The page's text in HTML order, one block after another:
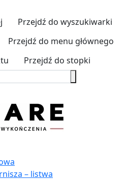
Przejdź do wyszukiwarki
Przejdź do menu głównego
Przejdź do stopki
– listwa